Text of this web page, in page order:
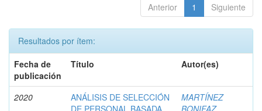
Anterior 1 Siguiente
Resultados por ítem:
Fecha de
publicación
Título Autor(es)
2020
ANÁLISIS DE SELECCIÓN
DE PERSONAL BASADA
MARTÍNEZ
BONIFAZ,